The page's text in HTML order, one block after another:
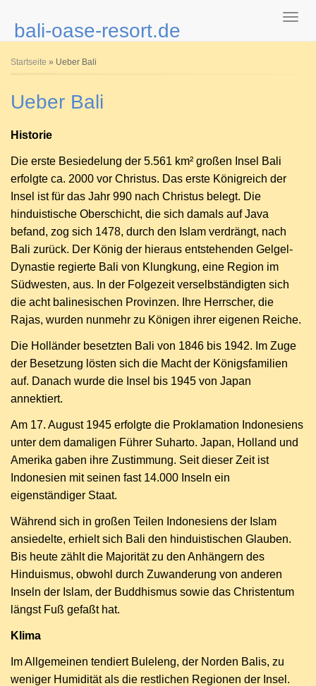
bali-oase-resort.de
Sie sind hier
Startseite » Ueber Bali
Ueber Bali
Historie
Die erste Besiedelung der 5.561 km² großen Insel Bali
erfolgte ca. 2000 vor Christus. Das erste Königreich der
Insel ist für das Jahr 990 nach Christus belegt. Die
hinduistische Oberschicht, die sich damals auf Java
befand, zog sich 1478, durch den Islam verdrängt, nach
Bali zurück. Der König der hieraus entstehenden Gelgel-
Dynastie regierte Bali von Klungkung, eine Region im
Südwesten, aus. In der Folgezeit verselbständigten sich
die acht balinesischen Provinzen. Ihre Herrscher, die
Rajas, wurden nunmehr zu Königen ihrer eigenen Reiche.
Die Holländer besetzten Bali von 1846 bis 1942. Im Zuge
der Besetzung lösten sich die Macht der Königsfamilien
auf. Danach wurde die Insel bis 1945 von Japan
annektiert.
Am 17. August 1945 erfolgte die Proklamation Indonesiens
unter dem damaligen Führer Suharto. Japan, Holland und
Amerika gaben ihre Zustimmung. Seit dieser Zeit ist
Indonesien mit seinen fast 14.000 Inseln ein
eigenständiger Staat.
Während sich in großen Teilen Indonesiens der Islam
ansiedelte, erhielt sich Bali den hinduistischen Glauben.
Bis heute zählt die Majorität zu den Anhängern des
Hinduismus, obwohl durch Zuwanderung von anderen
Inseln der Islam, der Buddhismus sowie das Christentum
längst Fuß gefaßt hat.
Klima
Im Allgemeinen tendiert Buleleng, der Norden Balis, zu
weniger Humidität als die restlichen Regionen der Insel.